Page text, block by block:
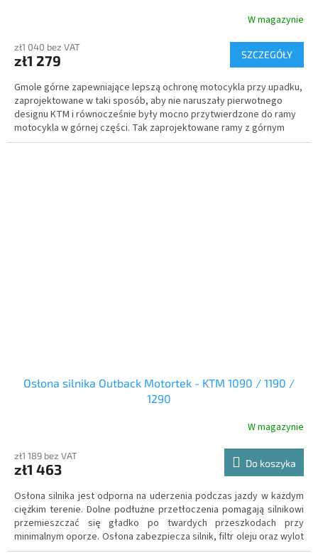
W magazynie
zł1 040 bez VAT
zł1 279 SZCZEGÓŁY
Gmole górne zapewniające lepszą ochronę motocykla przy upadku,
zaprojektowane w taki sposób, aby nie naruszały pierwotnego
designu KTM i równocześnie były mocno przytwierdzone do ramy
motocykla w górnej części. Tak zaprojektowane ramy z górnym
punktem montażowym są wyjątkowym rozwiązaniem na rynku i
Osłona silnika Outback Motortek - KTM 1090 / 1190 /
1290
W magazynie
zł1 189 bez VAT
zł1 463 Do koszyka
Osłona silnika jest odporna na uderzenia podczas jazdy w każdym
ciężkim terenie. Dolne podłużne przetłoczenia pomagają silnikowi
przemieszczać się gładko po twardych przeszkodach przy
minimalnym oporze. Osłona zabezpiecza silnik, filtr oleju oraz wylot
rury wydechowej przed odskakującymi kamieniami oraz błotem,